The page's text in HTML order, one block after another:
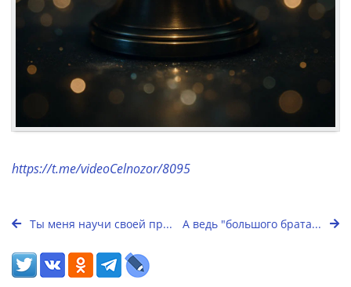
https://t.me/videoCelnozor/8095
Ты меня научи своей пр... А ведь "большого брата...